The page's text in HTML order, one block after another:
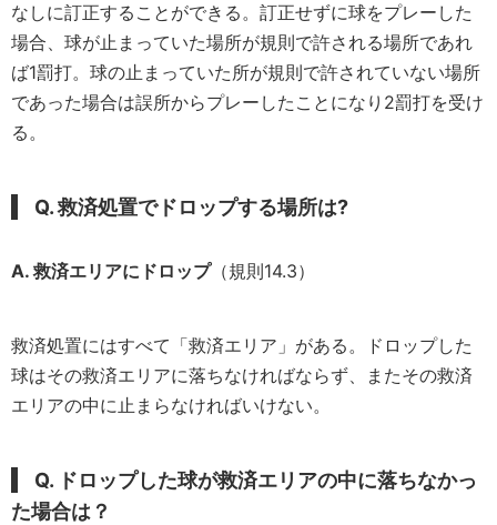
なしに訂正することができる。訂正せずに球をプレーした
場合、球が止まっていた場所が規則で許される場所であれ
ば1罰打。球の止まっていた所が規則で許されていない場所
であった場合は誤所からプレーしたことになり2罰打を受け
る。
Q. 救済処置でドロップする場所は?
A. 救済エリアにドロップ（規則14.3）
救済処置にはすべて「救済エリア」がある。ドロップした
球はその救済エリアに落ちなければならず、またその救済
エリアの中に止まらなければいけない。
Q. ドロップした球が救済エリアの中に落ちなかっ
た場合は？